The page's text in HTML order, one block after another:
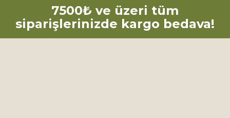
7500₺ ve üzeri tüm
siparişlerinizde kargo bedava!